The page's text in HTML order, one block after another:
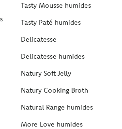
Tasty Mousse humides
Tasty Paté humides
Delicatesse
Delicatesse humides
Natury Soft Jelly
Natury Cooking Broth
Natural Range humides
More Love humides